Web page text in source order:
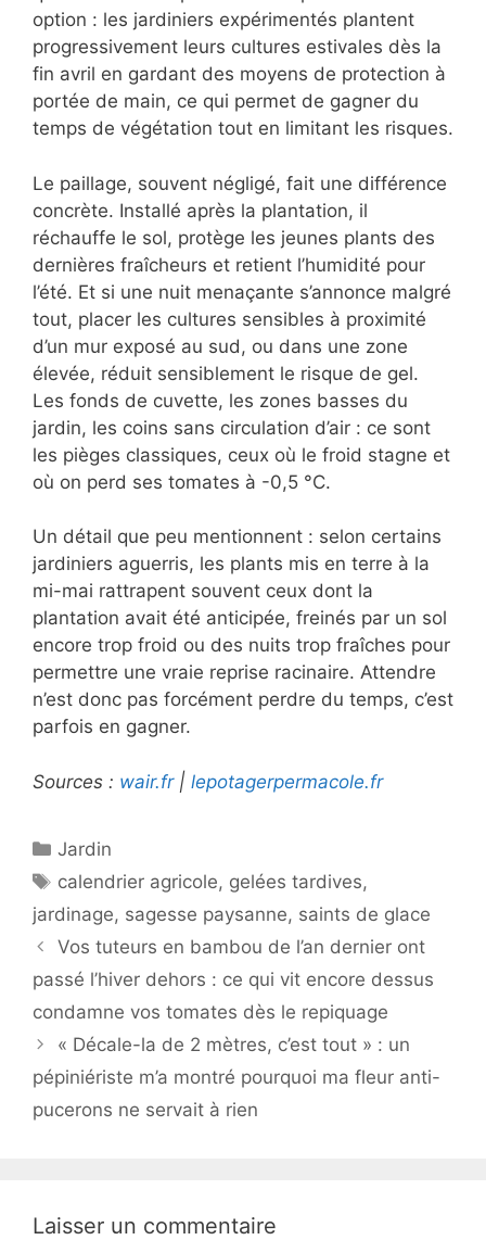
option : les jardiniers expérimentés plantent
progressivement leurs cultures estivales dès la
fin avril en gardant des moyens de protection à
portée de main, ce qui permet de gagner du
temps de végétation tout en limitant les risques.
Le paillage, souvent négligé, fait une différence
concrète. Installé après la plantation, il
réchauffe le sol, protège les jeunes plants des
dernières fraîcheurs et retient l’humidité pour
l’été. Et si une nuit menaçante s’annonce malgré
tout, placer les cultures sensibles à proximité
d’un mur exposé au sud, ou dans une zone
élevée, réduit sensiblement le risque de gel.
Les fonds de cuvette, les zones basses du
jardin, les coins sans circulation d’air : ce sont
les pièges classiques, ceux où le froid stagne et
où on perd ses tomates à -0,5 °C.
Un détail que peu mentionnent : selon certains
jardiniers aguerris, les plants mis en terre à la
mi-mai rattrapent souvent ceux dont la
plantation avait été anticipée, freinés par un sol
encore trop froid ou des nuits trop fraîches pour
permettre une vraie reprise racinaire. Attendre
n’est donc pas forcément perdre du temps, c’est
parfois en gagner.
Sources : wair.fr| lepotagerpermacole.fr
Catégories
Jardin
Étiquettes
calendrier agricole, gelées tardives,
jardinage, sagesse paysanne, saints de glace
Vos tuteurs en bambou de l’an dernier ont
passé l’hiver dehors : ce qui vit encore dessus
condamne vos tomates dès le repiquage
« Décale-la de 2 mètres, c’est tout » : un
pépiniériste m’a montré pourquoi ma fleur anti-
pucerons ne servait à rien
Laisser un commentaire